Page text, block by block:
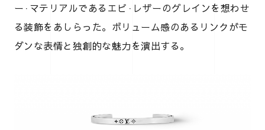
ー·マテリアルであるエピ·レザーのグレインを想わせ
る装飾をあしらった。ボリューム感のあるリンクがモ
ダンな表情と独創的な魅力を演出する。